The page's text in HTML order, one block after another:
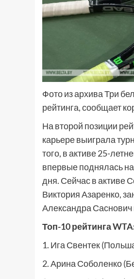
Фото из архива Три
рейтинга, сообщает
На второй позиции
карьере выиграла
того, в активе 25-
впервые поднялась
дня. Сейчас в активе
Виктория Азаренко,
Александра Саснович
Топ-10 рейтинга
1. Ига Свентек
2. Арина Соболенко